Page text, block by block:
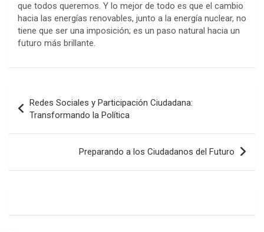
que todos queremos. Y lo mejor de todo es que el cambio
hacia las energías renovables, junto a la energía nuclear, no
tiene que ser una imposición; es un paso natural hacia un
futuro más brillante.
de
entradas
Redes Sociales y Participación Ciudadana:
Transformando la Política
Preparando a los Ciudadanos del Futuro